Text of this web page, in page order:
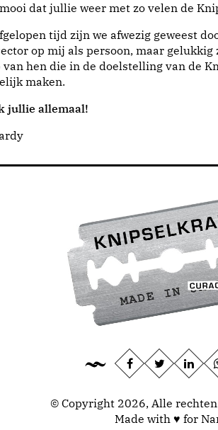
dat jullie weer met zo velen de
tijd zijn we afwezig geweest
op mij als persoon, maar
hen die in de doelstelling van de
maken.
jullie allemaal!
© Copyright 2026, Alle
Made with ♥ for